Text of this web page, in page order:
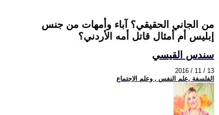
من الجاني الحقيقي؟ آباء وأمهات من جنس
إبليس أم أمثال قاتل أمه الأردني؟
سندس القيسي
2016 / 11 / 13
الفلسفة ,علم النفس , وعلم الاجتماع